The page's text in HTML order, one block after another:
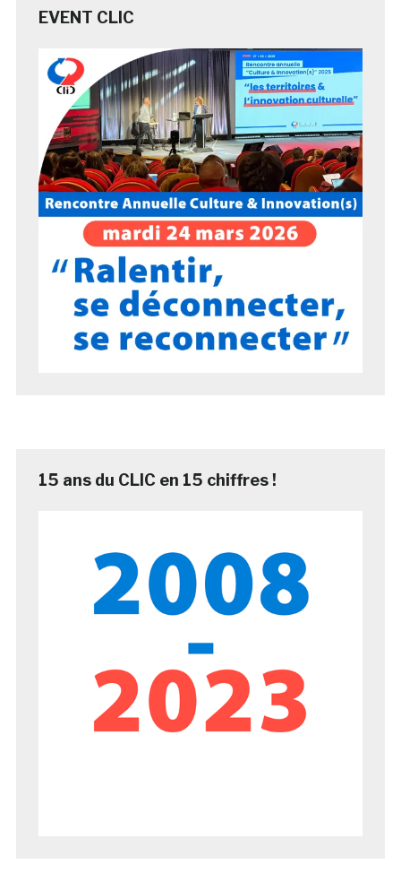
EVENT CLIC
15 ans du CLIC en 15 chiffres !